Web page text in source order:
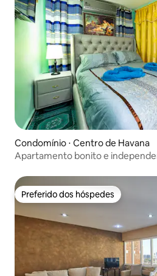
Condomínio ⋅ Centro de Havana
Apartamento bonito e
Preferido dos hóspedes
Preferido dos hóspedes